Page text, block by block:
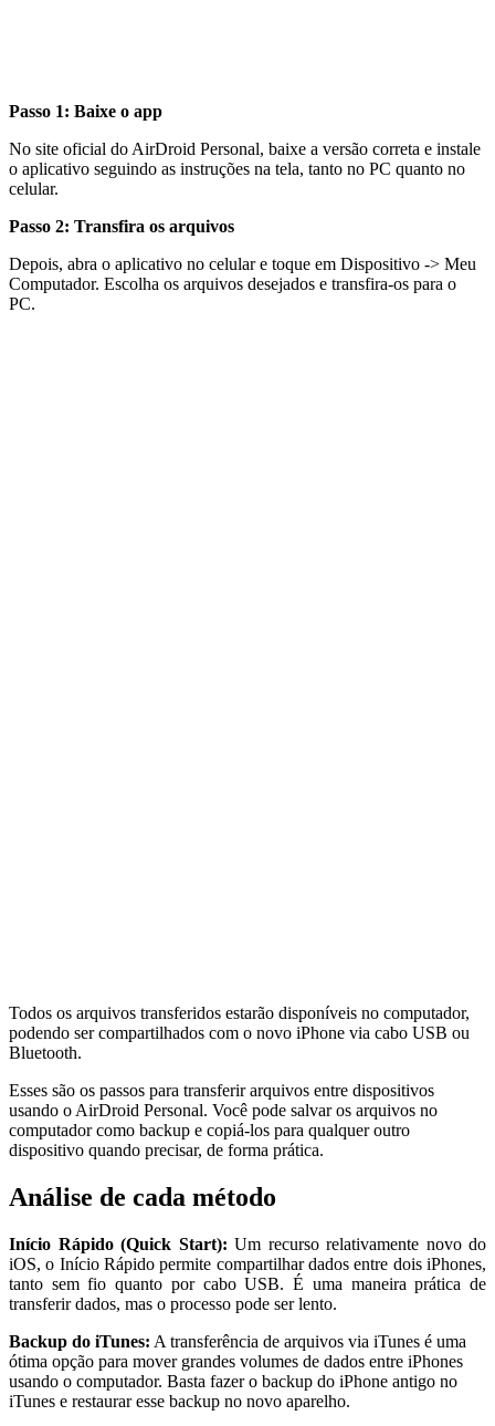
Passo 1: Baixe o app
No site oficial do AirDroid Personal, baixe a versão correta e instale
o aplicativo seguindo as instruções na tela, tanto no PC quanto no
celular.
Passo 2: Transfira os arquivos
Depois, abra o aplicativo no celular e toque em Dispositivo -> Meu
Computador. Escolha os arquivos desejados e transfira-os para o
PC.
Todos os arquivos transferidos estarão disponíveis no computador,
podendo ser compartilhados com o novo iPhone via cabo USB ou
Bluetooth.
Esses são os passos para transferir arquivos entre dispositivos
usando o AirDroid Personal. Você pode salvar os arquivos no
computador como backup e copiá-los para qualquer outro
dispositivo quando precisar, de forma prática.
Análise de cada método
Início Rápido (Quick Start): Um recurso relativamente novo do
iOS, o Início Rápido permite compartilhar dados entre dois iPhones,
tanto sem fio quanto por cabo USB. É uma maneira prática de
transferir dados, mas o processo pode ser lento.
Backup do iTunes: A transferência de arquivos via iTunes é uma
ótima opção para mover grandes volumes de dados entre iPhones
usando o computador. Basta fazer o backup do iPhone antigo no
iTunes e restaurar esse backup no novo aparelho.